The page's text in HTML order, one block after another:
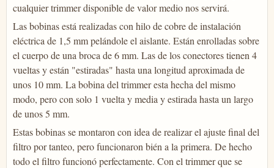
cualquier trimmer disponible de valor medio nos servirá.
Las bobinas está realizadas con hilo de cobre de instalación
eléctrica de 1,5 mm pelándole el aislante. Están enrolladas sobre
el cuerpo de una broca de 6 mm. Las de los conectores tienen 4
vueltas y están "estiradas" hasta una longitud aproximada de
unos 10 mm. La bobina del trimmer esta hecha del mismo
modo, pero con solo 1 vuelta y media y estirada hasta un largo
de unos 5 mm.
Estas bobinas se montaron con idea de realizar el ajuste final del
filtro por tanteo, pero funcionaron bién a la primera. De hecho
todo el filtro funcionó perfectamente. Con el trimmer que se